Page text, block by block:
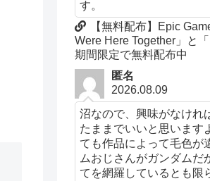
す。
【無料配布】Epic
Were Here Together」と
期間限定で無料配布中
匿名
2026.08.09
沼なので、興味がなけれ
たままでいいと思います
ても作品によって毛色が
ムおじさんがガンダムだ
てを網羅しているとも限